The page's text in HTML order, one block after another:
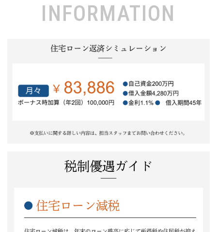
INFORMATION